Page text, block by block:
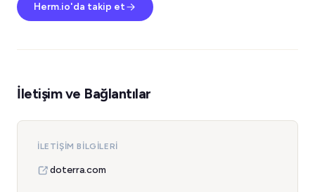
Herm.io'da takip et
İletişim ve Bağlantılar
İLETIŞIM BILGILERI
doterra.com